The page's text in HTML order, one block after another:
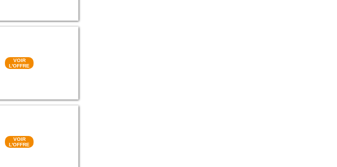
VOIR
L'OFFRE
VOIR
L'OFFRE